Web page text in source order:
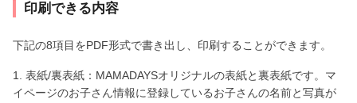
印刷できる内容
下記の8項目をPDF形式で書き出し、印刷することができます。
1. 表紙/裏表紙：MAMADAYSオリジナルの表紙と裏表紙です。マ
イページのお子さん情報に登録しているお子さんの名前と写真が